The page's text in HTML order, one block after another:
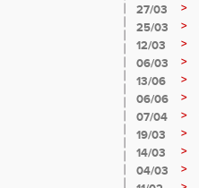
27/03
>
25/03
>
12/03
>
06/03
>
13/06
>
06/06
>
07/04
>
19/03
>
14/03
>
04/03
>